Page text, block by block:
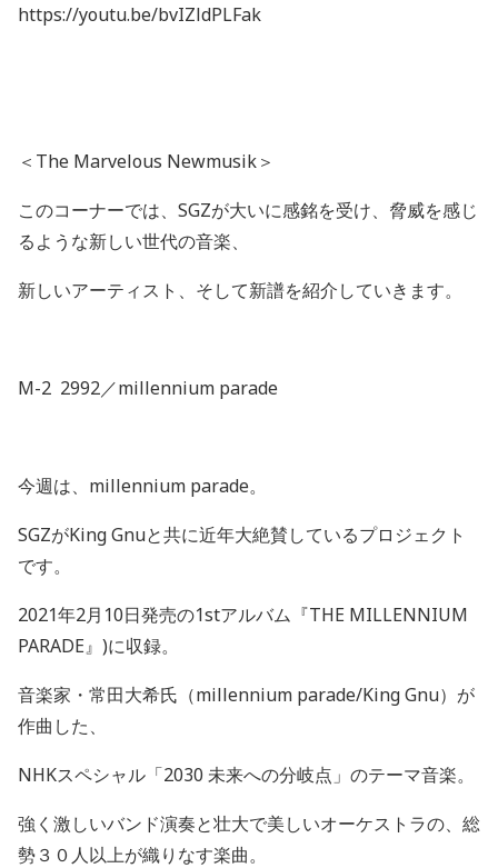
https://youtu.be/bvIZldPLFak
＜ The Marvelous Newmusik＞
このコーナーでは、 SGZが大いに感銘を受け、脅威を感じ
るような新しい世代の音楽、
新しいアーティスト、そして新譜を紹介していきます。
M-2 2992／millennium parade
今週は、 millennium parade。
SGZがKing Gnuと共に近年大絶賛しているプロジェクト
です。
2021年2月 10日発売の1stアルバム『THE MILLENNIUM
PARADE』 )に収録。
音楽家・常田大希氏（millennium parade/King Gnu）が
作曲した、
NHKスペシャル「2030 未来への分岐点」のテーマ音楽。
強く激しいバンド演奏と壮大で美しいオーケストラの、総
勢３０人以上が織りなす楽曲。